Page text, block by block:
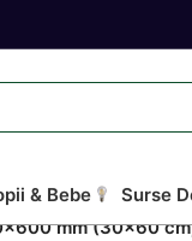
& Bebe Surse
mm (30×60